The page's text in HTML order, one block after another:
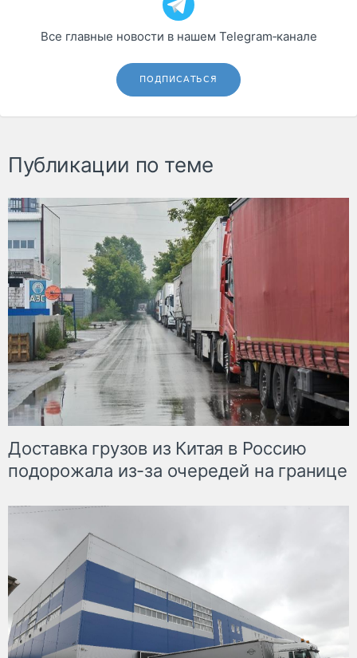
Все главные новости в нашем Telegram‑канале
ПОДПИСАТЬСЯ
Публикации по теме
Доставка грузов из Китая в Россию
подорожала из-за очередей на границе